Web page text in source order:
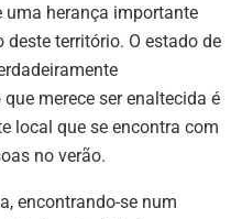
uma herança importante
território. O estado de
merece ser enaltecida é
local que se encontra com
no verão.
encontrando-se num